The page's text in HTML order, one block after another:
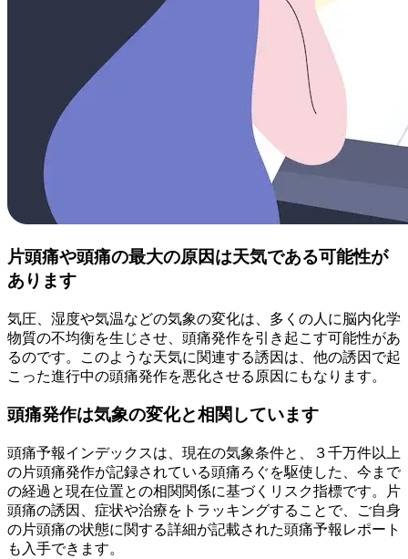
片頭痛や頭痛の最大の原因は天気である可能性が
あります
気圧、湿度や気温などの気象の変化は、多くの人に脳内化学
物質の不均衡を生じさせ、頭痛発作を引き起こす可能性があ
るのです。このような天気に関連する誘因は、他の誘因で起
こった進行中の頭痛発作を悪化させる原因にもなります。
頭痛発作は気象の変化と相関しています
頭痛予報インデックスは、現在の気象条件と、３千万件以上
の片頭痛発作が記録されている頭痛ろぐを駆使した、今まで
の経過と現在位置との相関関係に基づくリスク指標です。片
頭痛の誘因、症状や治療をトラッキングすることで、ご自身
の片頭痛の状態に関する詳細が記載された頭痛予報レポート
も入手できます。